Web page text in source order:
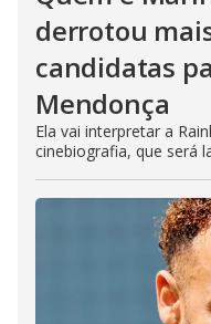
derrotou
candidatas
Mendonça
Ela vai interpretar a
cinebiografia, que será